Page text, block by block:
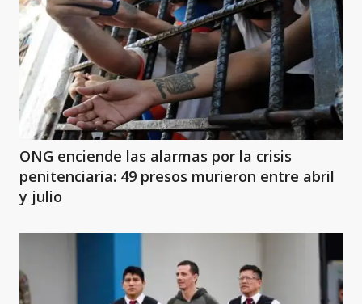
ONG enciende las alarmas por la crisis
penitenciaria: 49 presos murieron entre abril
y julio